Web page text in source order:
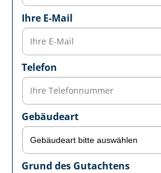
Ihre E-Mail
Telefon
Gebäudeart
Grund des Gutachtens